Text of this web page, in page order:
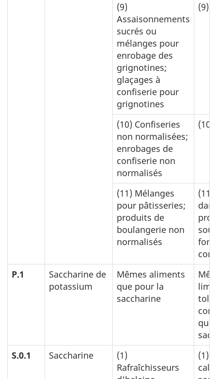
(9)
Assaisonnements
sucrés ou
mélanges pour
enrobage des
grignotines;
glaçages à
confiserie pour
grignotines
(9)
(10) Confiseries
non normalisées;
enrobages de
confiserie non
normalisés
(10)
(11) Mélanges
pour pâtisseries;
produits de
boulangerie non
normalisés
(11)
P.1
Saccharine de
potassium
Mêmes aliments
que pour la
saccharine
que
S.0.1
Saccharine
(1)
Rafraîchisseurs
(1)